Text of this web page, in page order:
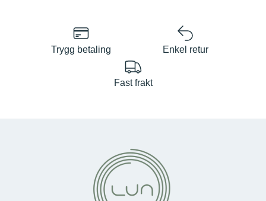
Trygg betaling Enkel retur
Fast frakt